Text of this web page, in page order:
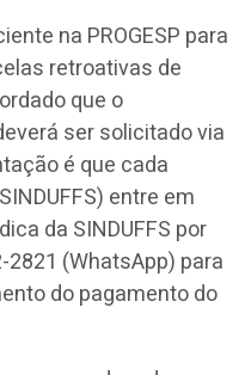
na PROGESP para
retroativas de
que o
ser solicitado via
é que cada
entre em
da SINDUFFS por
(WhatsApp) para
do pagamento do